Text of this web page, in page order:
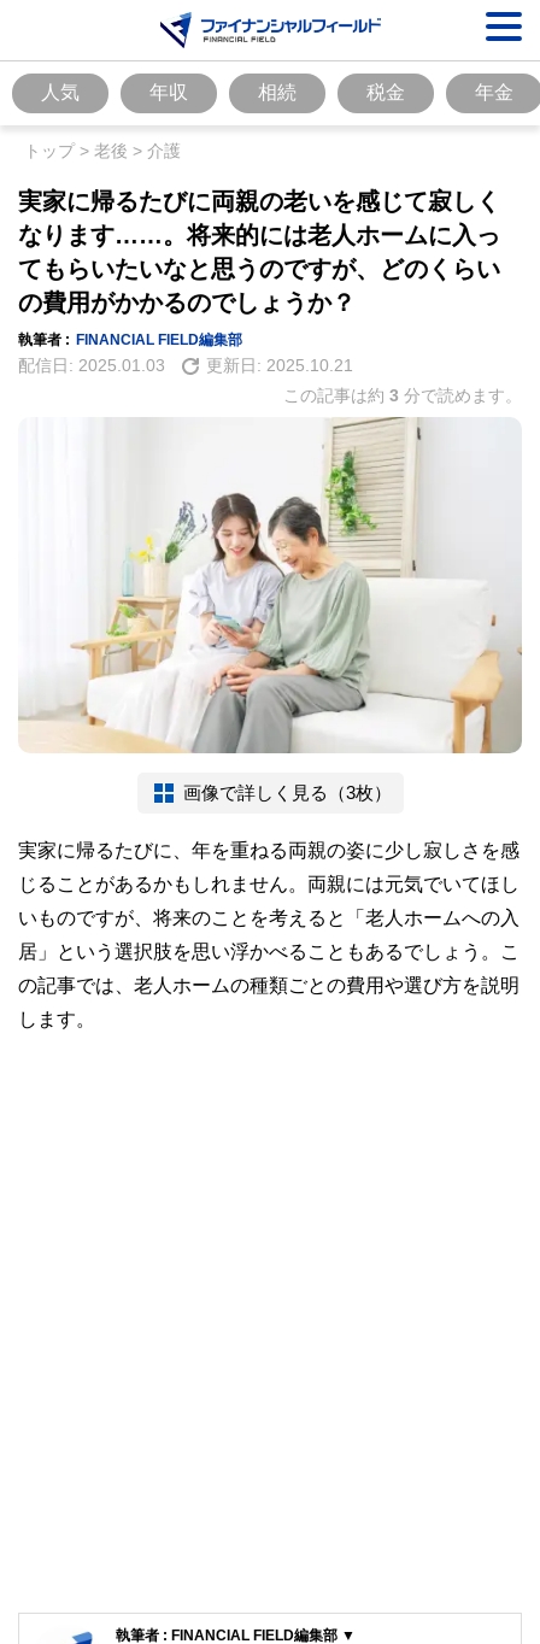
人気 年収 相続 税金 年金
トップ> 老後 > 介護
実家に帰るたびに両親の老いを感じて寂しく
なります……。将来的には老人ホームに入っ
てもらいたいなと思うのですが、どのくらい
の費用がかかるのでしょうか？
執筆者 : FINANCIAL FIELD編集部
配信日: 2025.01.03 更新日: 2025.10.21
この記事は約 3 分で読めます。
画像で詳しく見る（3枚）
実家に帰るたびに、年を重ねる両親の姿に少し寂しさを感
じることがあるかもしれません。両親には元気でいてほし
いものですが、将来のことを考えると「老人ホームへの入
居」という選択肢を思い浮かべることもあるでしょう。こ
の記事では、老人ホームの種類ごとの費用や選び方を説明
します。
執筆者 : FINANCIAL FIELD編集部 ▼